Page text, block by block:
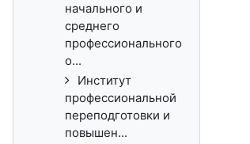
начального и
среднего
профессионального
о...
Институт
профессиональной
переподготовки и
повышен...